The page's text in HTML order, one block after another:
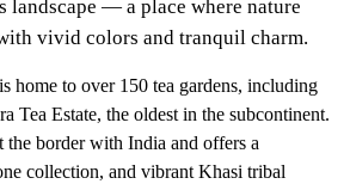
landscape — a place where nature
vivid colors and tranquil charm.
home to over 150 tea gardens, including
Tea Estate, the oldest in the subcontinent.
the border with India and offers a
collection, and vibrant Khasi tribal